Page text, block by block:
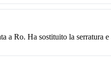
a Ro. Ha sostituito la serratura